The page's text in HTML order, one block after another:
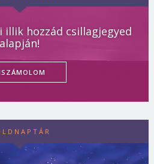
illik hozzád csillagjegyed
alapján!